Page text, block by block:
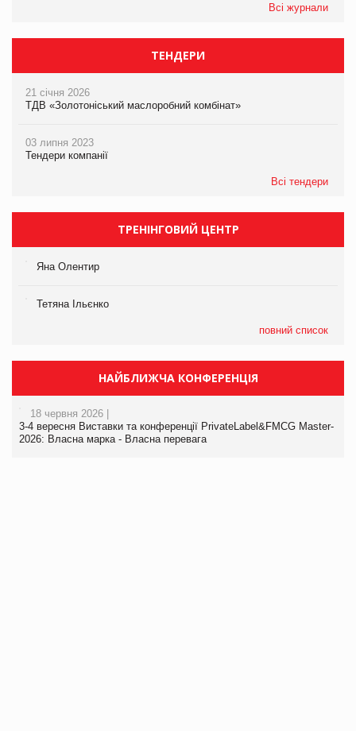
Всі журнали
ТЕНДЕРИ
21 січня 2026
ТДВ «Золотоніський маслоробний комбінат»
03 липня 2023
Тендери компанії
Всі тендери
ТРЕНІНГОВИЙ ЦЕНТР
Яна Олентир
Тетяна Ільєнко
повний список
НАЙБЛИЖЧА КОНФЕРЕНЦІЯ
18 червня 2026 |
3-4 вересня Виставки та конференції PrivateLabel&FMCG Master-
2026: Власна марка - Власна перевага